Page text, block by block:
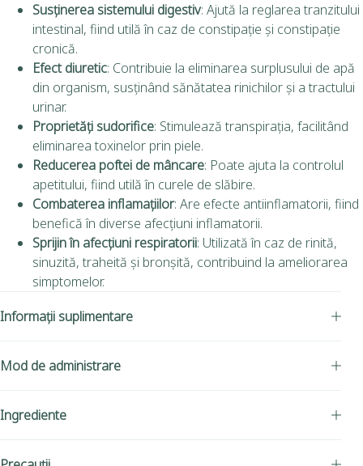
Susținerea sistemului digestiv: Ajută la reglarea tranzitului
intestinal, fiind utilă în caz de constipație și constipație
cronică.
Efect diuretic: Contribuie la eliminarea surplusului de apă
din organism, susținând sănătatea rinichilor și a tractului
urinar.
Proprietăți sudorifice: Stimulează transpirația, facilitând
eliminarea toxinelor prin piele.
Reducerea poftei de mâncare: Poate ajuta la controlul
apetitului, fiind utilă în curele de slăbire.
Combaterea inflamațiilor: Are efecte antiinflamatorii, fiind
benefică în diverse afecțiuni inflamatorii.
Sprijin în afecțiuni respiratorii: Utilizată în caz de rinită,
sinuzită, traheită și bronșită, contribuind la ameliorarea
simptomelor.
Informații suplimentare
Mod de administrare
Ingrediente